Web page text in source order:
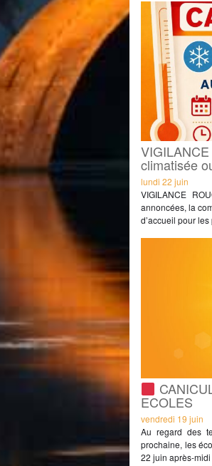
climatisée
lundi 22 juin
VIGILANCE
annoncées, la
d’accueil pour
ECOLES
vendredi 19 juin
Au regard des
prochaine, les
22 juin après-